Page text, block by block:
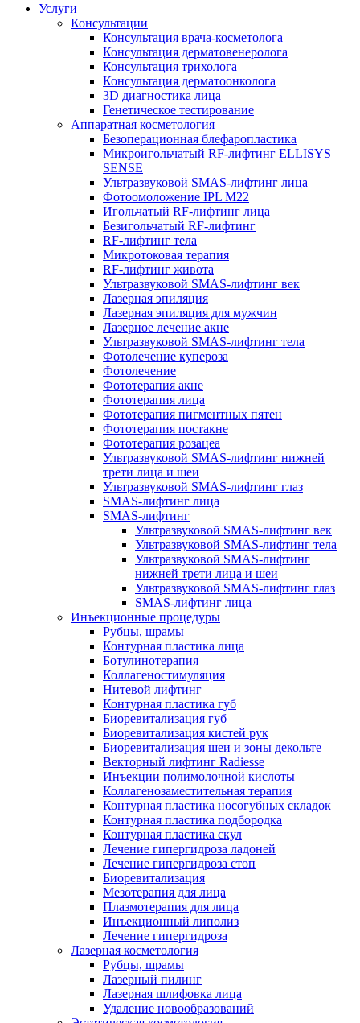
Услуги
Консультации
Консультация врача-косметолога
Консультация дерматовенеролога
Консультация трихолога
Консультация дерматоонколога
3D диагностика лица
Генетическое тестирование
Аппаратная косметология
Безоперационная блефаропластика
Микроигольчатый RF-лифтинг ELLISYS
SENSE
Ультразвуковой SMAS-лифтинг лица
Фотоомоложение IPL M22
Игольчатый RF-лифтинг лица
Безигольчатый RF-лифтинг
RF-лифтинг тела
Микротоковая терапия
RF-лифтинг живота
Ультразвуковой SMAS-лифтинг век
Лазерная эпиляция
Лазерная эпиляция для мужчин
Лазерное лечение акне
Ультразвуковой SMAS-лифтинг тела
Фотолечение купероза
Фотолечение
Фототерапия акне
Фототерапия лица
Фототерапия пигментных пятен
Фототерапия постакне
Фототерапия розацеа
Ультразвуковой SMAS-лифтинг нижней
трети лица и шеи
Ультразвуковой SMAS-лифтинг глаз
SMAS-лифтинг лица
SMAS-лифтинг
Ультразвуковой SMAS-лифтинг век
Ультразвуковой SMAS-лифтинг тела
Ультразвуковой SMAS-лифтинг
нижней трети лица и шеи
Ультразвуковой SMAS-лифтинг глаз
SMAS-лифтинг лица
Инъекционные процедуры
Рубцы, шрамы
Контурная пластика лица
Ботулинотерапия
Коллагеностимуляция
Нитевой лифтинг
Контурная пластика губ
Биоревитализация губ
Биоревитализация кистей рук
Биоревитализация шеи и зоны декольте
Векторный лифтинг Radiesse
Инъекции полимолочной кислоты
Коллагенозаместительная терапия
Контурная пластика носогубных складок
Контурная пластика подбородка
Контурная пластика скул
Лечение гипергидроза ладоней
Лечение гипергидроза стоп
Биоревитализация
Мезотерапия для лица
Плазмотерапия для лица
Инъекционный липолиз
Лечение гипергидроза
Лазерная косметология
Рубцы, шрамы
Лазерный пилинг
Лазерная шлифовка лица
Удаление новообразований